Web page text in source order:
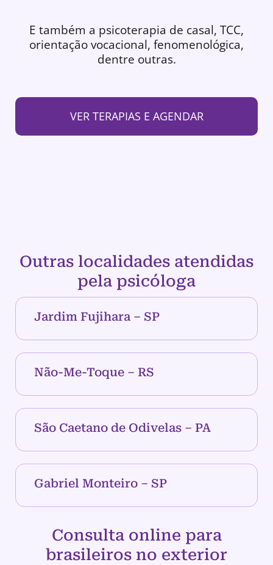
E também a psicoterapia de casal, TCC,
orientação vocacional, fenomenológica,
dentre outras.
VER TERAPIAS E AGENDAR
Outras localidades atendidas
pela psicóloga
Jardim Fujihara – SP
Não-Me-Toque – RS
São Caetano de Odivelas – PA
Gabriel Monteiro – SP
Consulta online para
brasileiros no exterior